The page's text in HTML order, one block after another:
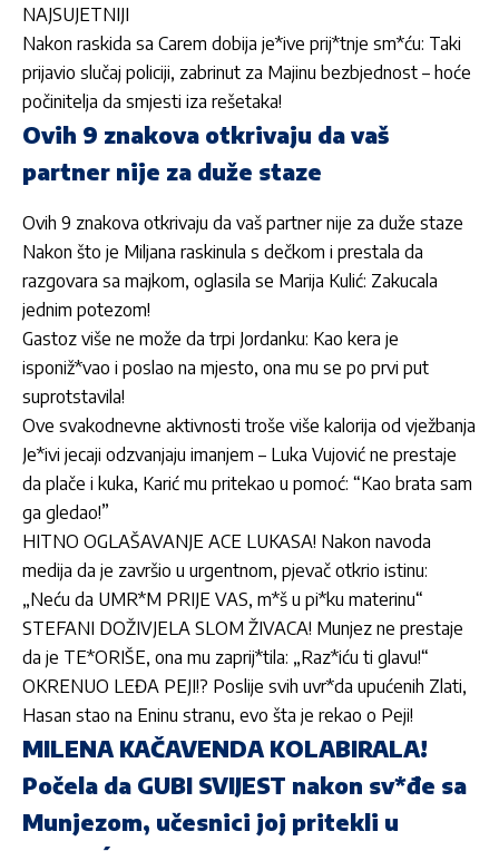
NAJSUJETNIJI
Nakon raskida sa Carem dobija je*ive prij*tnje sm*ću: Taki
prijavio slučaj policiji, zabrinut za Majinu bezbjednost – hoće
počinitelja da smjesti iza rešetaka!
Ovih 9 znakova otkrivaju da vaš
partner nije za duže staze
Ovih 9 znakova otkrivaju da vaš partner nije za duže staze
Nakon što je Miljana raskinula s dečkom i prestala da
razgovara sa majkom, oglasila se Marija Kulić: Zakucala
jednim potezom!
Gastoz više ne može da trpi Jordanku: Kao kera je
isponiž*vao i poslao na mjesto, ona mu se po prvi put
suprotstavila!
Ove svakodnevne aktivnosti troše više kalorija od vježbanja
Je*ivi jecaji odzvanjaju imanjem – Luka Vujović ne prestaje
da plače i kuka, Karić mu pritekao u pomoć: “Kao brata sam
ga gledao!”
HITNO OGLAŠAVANJE ACE LUKASA! Nakon navoda
medija da je završio u urgentnom, pjevač otkrio istinu:
„Neću da UMR*M PRIJE VAS, m*š u pi*ku materinu“
STEFANI DOŽIVJELA SLOM ŽIVACA! Munjez ne prestaje
da je TE*ORIŠE, ona mu zaprij*tila: „Raz*iću ti glavu!“
OKRENUO LEĐA PEJI!? Poslije svih uvr*da upućenih Zlati,
Hasan stao na Eninu stranu, evo šta je rekao o Peji!
MILENA KAČAVENDA KOLABIRALA!
Počela da GUBI SVIJEST nakon sv*đe sa
Munjezom, učesnici joj pritekli u